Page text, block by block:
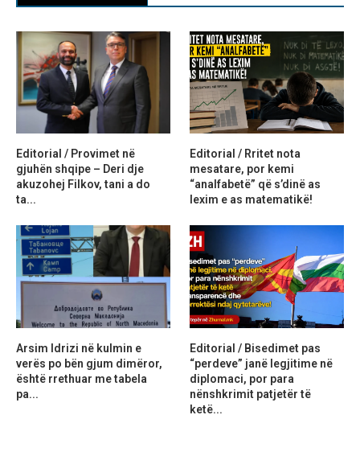
Editorial / Provimet në
gjuhën shqipe – Deri dje
akuzohej Filkov, tani a do
ta...
Editorial / Rritet nota
mesatare, por kemi
“analfabetë” që s’dinë as
lexim e as matematikë!
Arsim Idrizi në kulmin e
verës po bën gjum dimëror,
është rrethuar me tabela
pa...
Editorial / Bisedimet pas
“perdeve” janë legjitime në
diplomaci, por para
nënshkrimit patjetër të
ketë...